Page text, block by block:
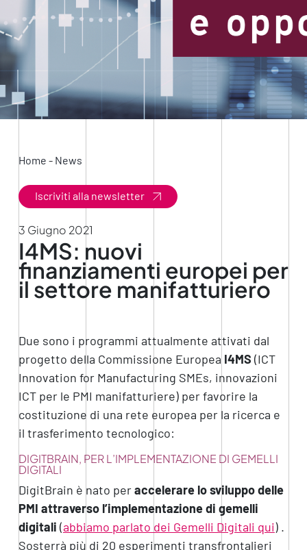
Home - News
Iscriviti alla newsletter
3 Giugno 2021
I4MS: nuovi
finanziamenti europei per
il settore manifatturiero
Due sono i programmi attualmente attivati dal
progetto della Commissione Europea I4MS (ICT
Innovation for Manufacturing SMEs, innovazioni
ICT per le PMI manifatturiere) per favorire la
costituzione di una rete europea per la ricerca e
il trasferimento tecnologico:
DIGITBRAIN, PER L’IMPLEMENTAZIONE DI GEMELLI
DIGITALI
DigitBrain è nato peraccelerare lo sviluppo delle
PMI attraverso l’implementazione di gemelli
digitali (abbiamo parlato dei Gemelli Digitali qui) .
Sosterrà più di 20 esperimenti transfrontalieri